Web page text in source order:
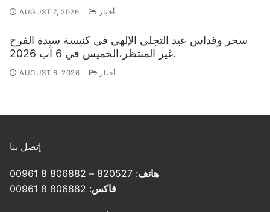
AUGUST 7, 2026 أخبار
سحر وقداس عيد التجلي الإلهي في كنيسة سيدة الفرح
غير المنتظر،الخميس في 6 آب 2026.
AUGUST 6, 2026 أخبار
إتصل بنا
هاتف: 820527 – 806882 8 00961
فاكس: 806882 8 00961